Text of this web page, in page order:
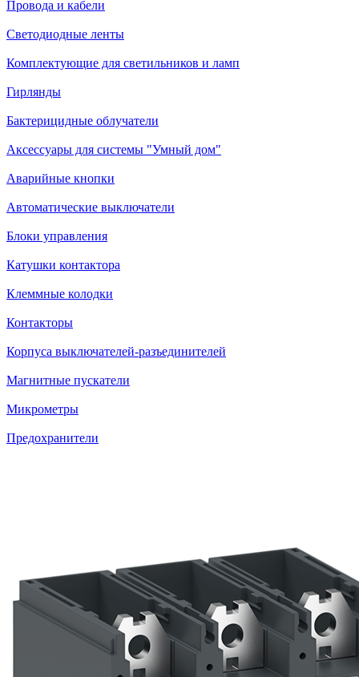
Провода и кабели
Светодиодные ленты
Комплектующие для светильников и ламп
Гирлянды
Бактерицидные облучатели
Аксессуары для системы "Умный дом"
Аварийные кнопки
Автоматические выключатели
Блоки управления
Катушки контактора
Клеммные колодки
Контакторы
Корпуса выключателей-разъединителей
Магнитные пускатели
Микрометры
Предохранители